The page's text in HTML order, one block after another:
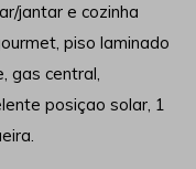
jantar e cozinha
piso laminado
gas central,
posiçao solar, 1